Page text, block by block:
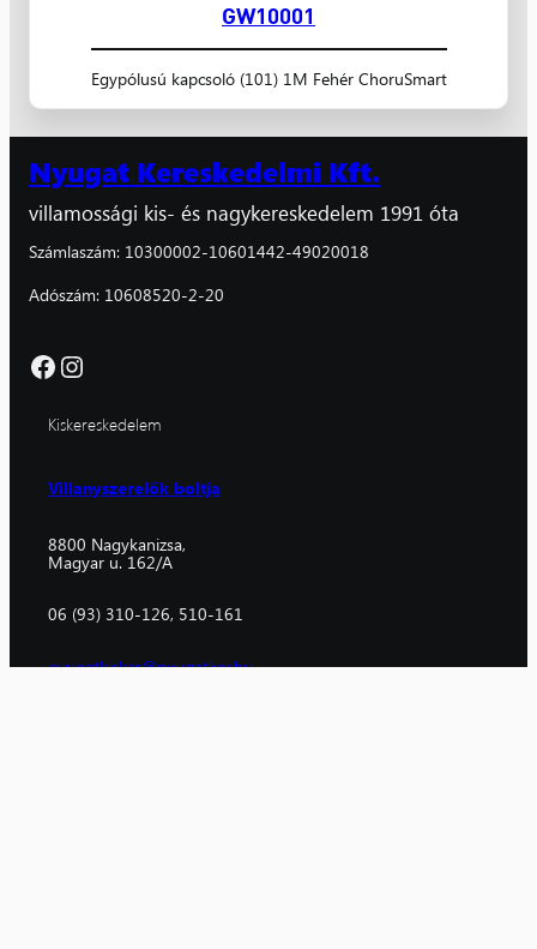
GW10001
Egypólusú kapcsoló (101) 1M Fehér ChoruSmart
Nyugat Kereskedelmi Kft.
villamossági kis- és nagykereskedelem 1991 óta
Számlaszám: 10300002-10601442-49020018
Adószám: 10608520-2-20
Facebook Instagram
Kiskereskedelem
Villanyszerelők boltja
8800 Nagykanizsa,
Magyar u. 162/A
06 (93) 310-126, 510-161
nyugatkisker@nyugatker.hu